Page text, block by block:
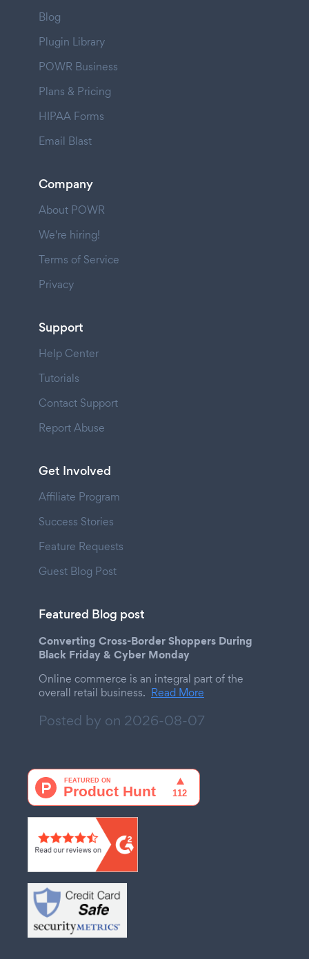
Blog
Plugin Library
POWR Business
Plans & Pricing
HIPAA Forms
Email Blast
Company
About POWR
We're hiring!
Terms of Service
Privacy
Support
Help Center
Tutorials
Contact Support
Report Abuse
Get Involved
Affiliate Program
Success Stories
Feature Requests
Guest Blog Post
Featured Blog post
Converting Cross-Border Shoppers During
Black Friday & Cyber Monday
Online commerce is an integral part of the
overall retail business. Read More
Posted by on 2026-08-07